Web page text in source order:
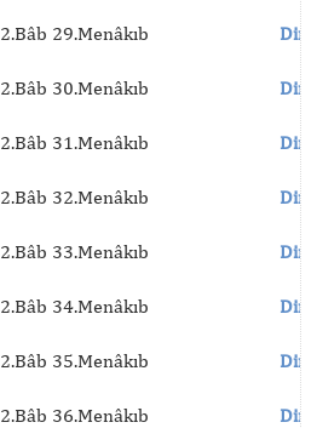
2.Bâb 29.Menâkıb
2.Bâb 30.Menâkıb
2.Bâb 31.Menâkıb
2.Bâb 32.Menâkıb
2.Bâb 33.Menâkıb
2.Bâb 34.Menâkıb
2.Bâb 35.Menâkıb
2.Bâb 36.Menâkıb